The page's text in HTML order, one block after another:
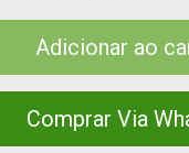
Adicionar ao
Comprar Via